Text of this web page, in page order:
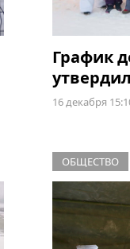
График
16 декабря
ОБЩЕСТВО